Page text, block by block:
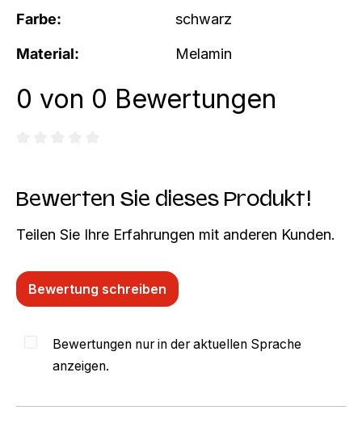
Farbe: schwarz
Material: Melamin
0 von 0 Bewertungen
Bewerten Sie dieses Produkt!
Teilen Sie Ihre Erfahrungen mit anderen Kunden.
Bewertung schreiben
Bewertungen nur in der aktuellen Sprache
anzeigen.